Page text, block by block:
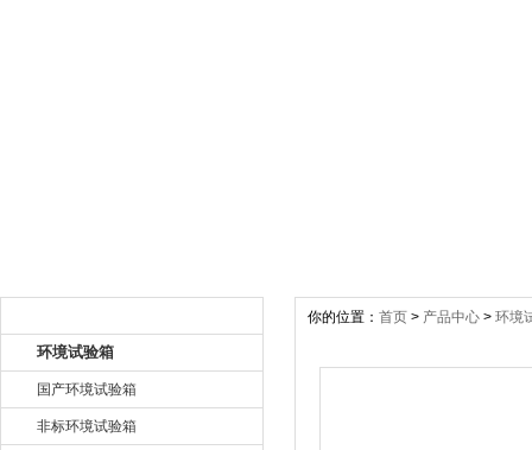
环境试验箱
国产环境试验箱
非标环境试验箱
你的位置： 首页 > 产品中心 > 环境